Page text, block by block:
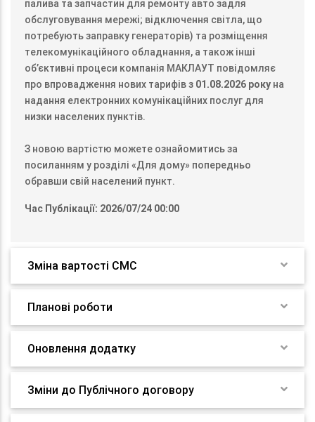
палива та запчастин для ремонту авто задля
обслуговування мережі; відключення світла, що
потребують заправку генераторів) та розміщення
телекомунікаційного обладнання, а також інші
об’єктивні процеси компанія МАКЛАУТ повідомляє
про впровадження нових тарифів з 01.08.2026 року на
надання електронних комунікаційних послуг для
низки населених пунктів.
З новою вартістю можете ознайомитись за
посиланням у розділі «Для дому» попередньо
обравши свій населений пункт.
Час Публікації: 2026/07/24 00:00
Зміна вартості СМС
Планові роботи
Оновлення додатку
Зміни до Публічного договору